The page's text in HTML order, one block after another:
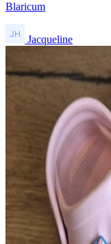
Blaricum
Jacqueline